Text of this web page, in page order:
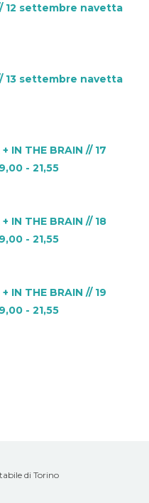
// 12 settembre navetta
// 13 settembre navetta
IN THE BRAIN // 17
- 21,55
IN THE BRAIN // 18
- 21,55
IN THE BRAIN // 19
- 21,55
di Torino